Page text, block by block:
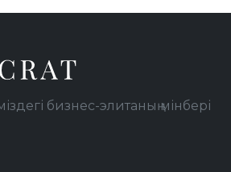
бизнес-элитаның мінбері